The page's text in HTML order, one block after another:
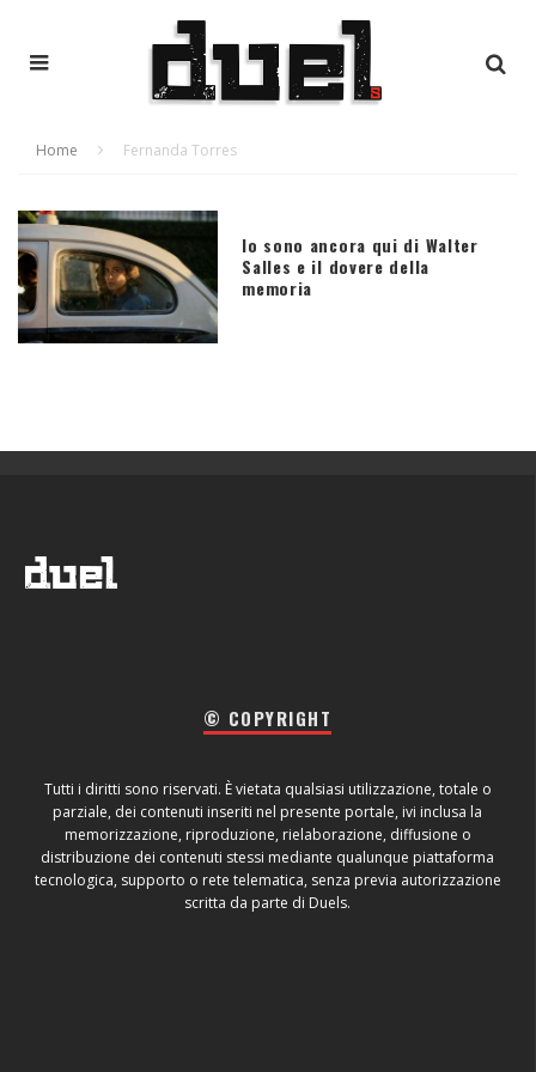
Home Fernanda Torres
Io sono ancora qui di Walter
Salles e il dovere della
memoria
© COPYRIGHT
Tutti i diritti sono riservati. È vietata qualsiasi utilizzazione, totale o
parziale, dei contenuti inseriti nel presente portale, ivi inclusa la
memorizzazione, riproduzione, rielaborazione, diffusione o
distribuzione dei contenuti stessi mediante qualunque piattaforma
tecnologica, supporto o rete telematica, senza previa autorizzazione
scritta da parte di Duels.